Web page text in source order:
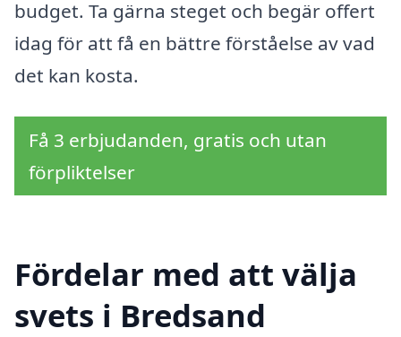
budget. Ta gärna steget och begär offert
idag för att få en bättre förståelse av vad
det kan kosta.
Få 3 erbjudanden, gratis och utan
förpliktelser
Fördelar med att välja
svets i Bredsand